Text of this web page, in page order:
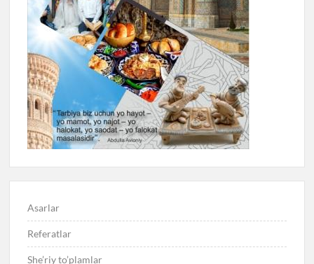
Asarlar
Referatlar
She’riy to’plamlar